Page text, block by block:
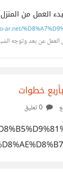
ar.net/
عن بعد وتوجه